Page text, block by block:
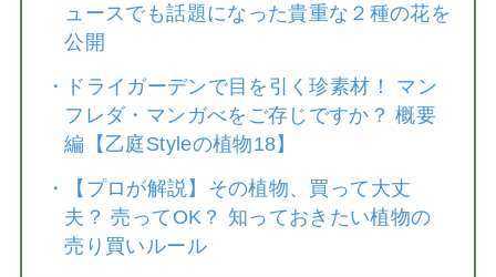
ュースでも話題になった貴重な２種の花を
公開
・
ドライガーデンで目を引く珍素材！ マン
フレダ・マンガべをご存じですか？ 概要
編【乙庭Styleの植物18】
・
【プロが解説】その植物、買って大丈
夫？ 売ってOK？ 知っておきたい植物の
売り買いルール